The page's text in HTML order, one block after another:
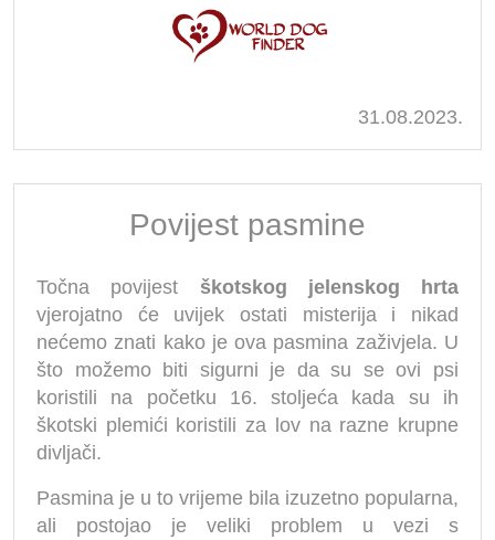
31.08.2023.
Povijest pasmine
Točna povijest škotskog jelenskog hrta
vjerojatno će uvijek ostati misterija i nikad
nećemo znati kako je ova pasmina zaživjela. U
što možemo biti sigurni je da su se ovi psi
koristili na početku 16. stoljeća kada su ih
škotski plemići koristili za lov na razne krupne
divljači.
Pasmina je u to vrijeme bila izuzetno popularna,
ali postojao je veliki problem u vezi s